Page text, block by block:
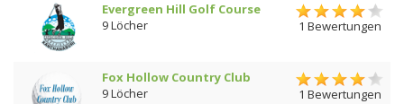
Evergreen Hill Golf Course
9 Löcher
1 Bewertungen
Fox Hollow Country Club
9 Löcher
1 Bewertungen